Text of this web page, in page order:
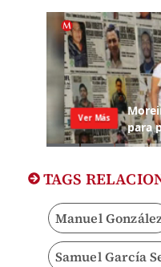
TAGS
Manuel
Samuel García